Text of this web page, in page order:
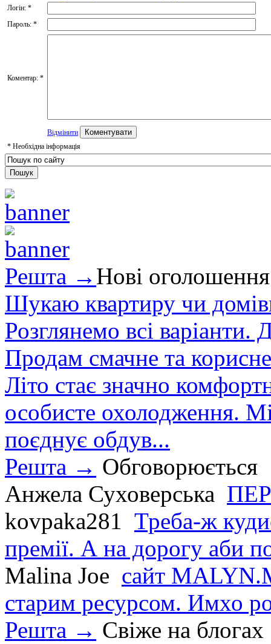
Логін: *
Пароль: *
Коментар: *
Відмінити
* Необхідна інформація
Решта → Нові оголошення
Шукаю квартиру чи
Розглянемо всі варіанти.
Продам смачне та
Літо стає значно
особисте охолодження.
поєднує обдув...
Решта → Обговорюється
Анжела Суховерська
kovpaka281 Треба-ж
премії. А на дорогу аби
Malina Joe сайт
старим ресурсом. Имхо
Решта → Свіже на блогах